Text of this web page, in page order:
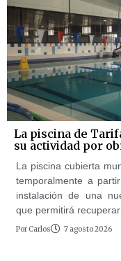
La piscina de
su actividad por
La piscina cubierta
temporalmente a
instalación de una
que permitirá
Por Carlos 7 agosto 2026